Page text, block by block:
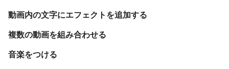
動画内の文字にエフェクトを追加する
複数の動画を組み合わせる
音楽をつける